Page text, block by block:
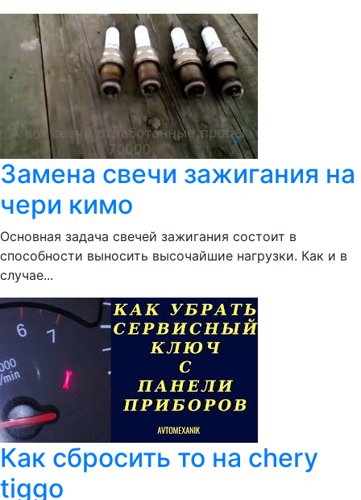
Замена свечи зажигания на
чери кимо
Основная задача свечей зажигания состоит в
способности выносить высочайшие нагрузки. Как и в
случае...
Как сбросить то на chery
tiggo